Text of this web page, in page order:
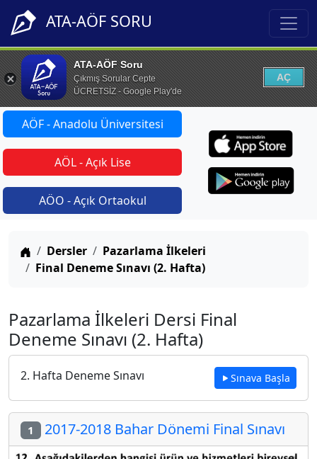
ATA-AÖF SORU
ATA-AÖF Soru
Çıkmış Sorular Cepte
ÜCRETSİZ - Google Play'de
AÇ
AÖF - Anadolu Üniversitesi
AÖL - Açık Lise
AÖO - Açık Ortaokul
Anasayfa
Dersler
Pazarlama İlkeleri
Final Deneme Sınavı (2. Hafta)
Pazarlama İlkeleri Dersi Final
Deneme Sınavı (2. Hafta)
2. Hafta Deneme Sınavı Sınava Başla
1 2017-2018 Bahar Dönemi Final Sınavı